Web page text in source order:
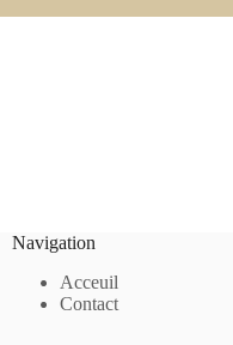
Navigation
Acceuil
Contact